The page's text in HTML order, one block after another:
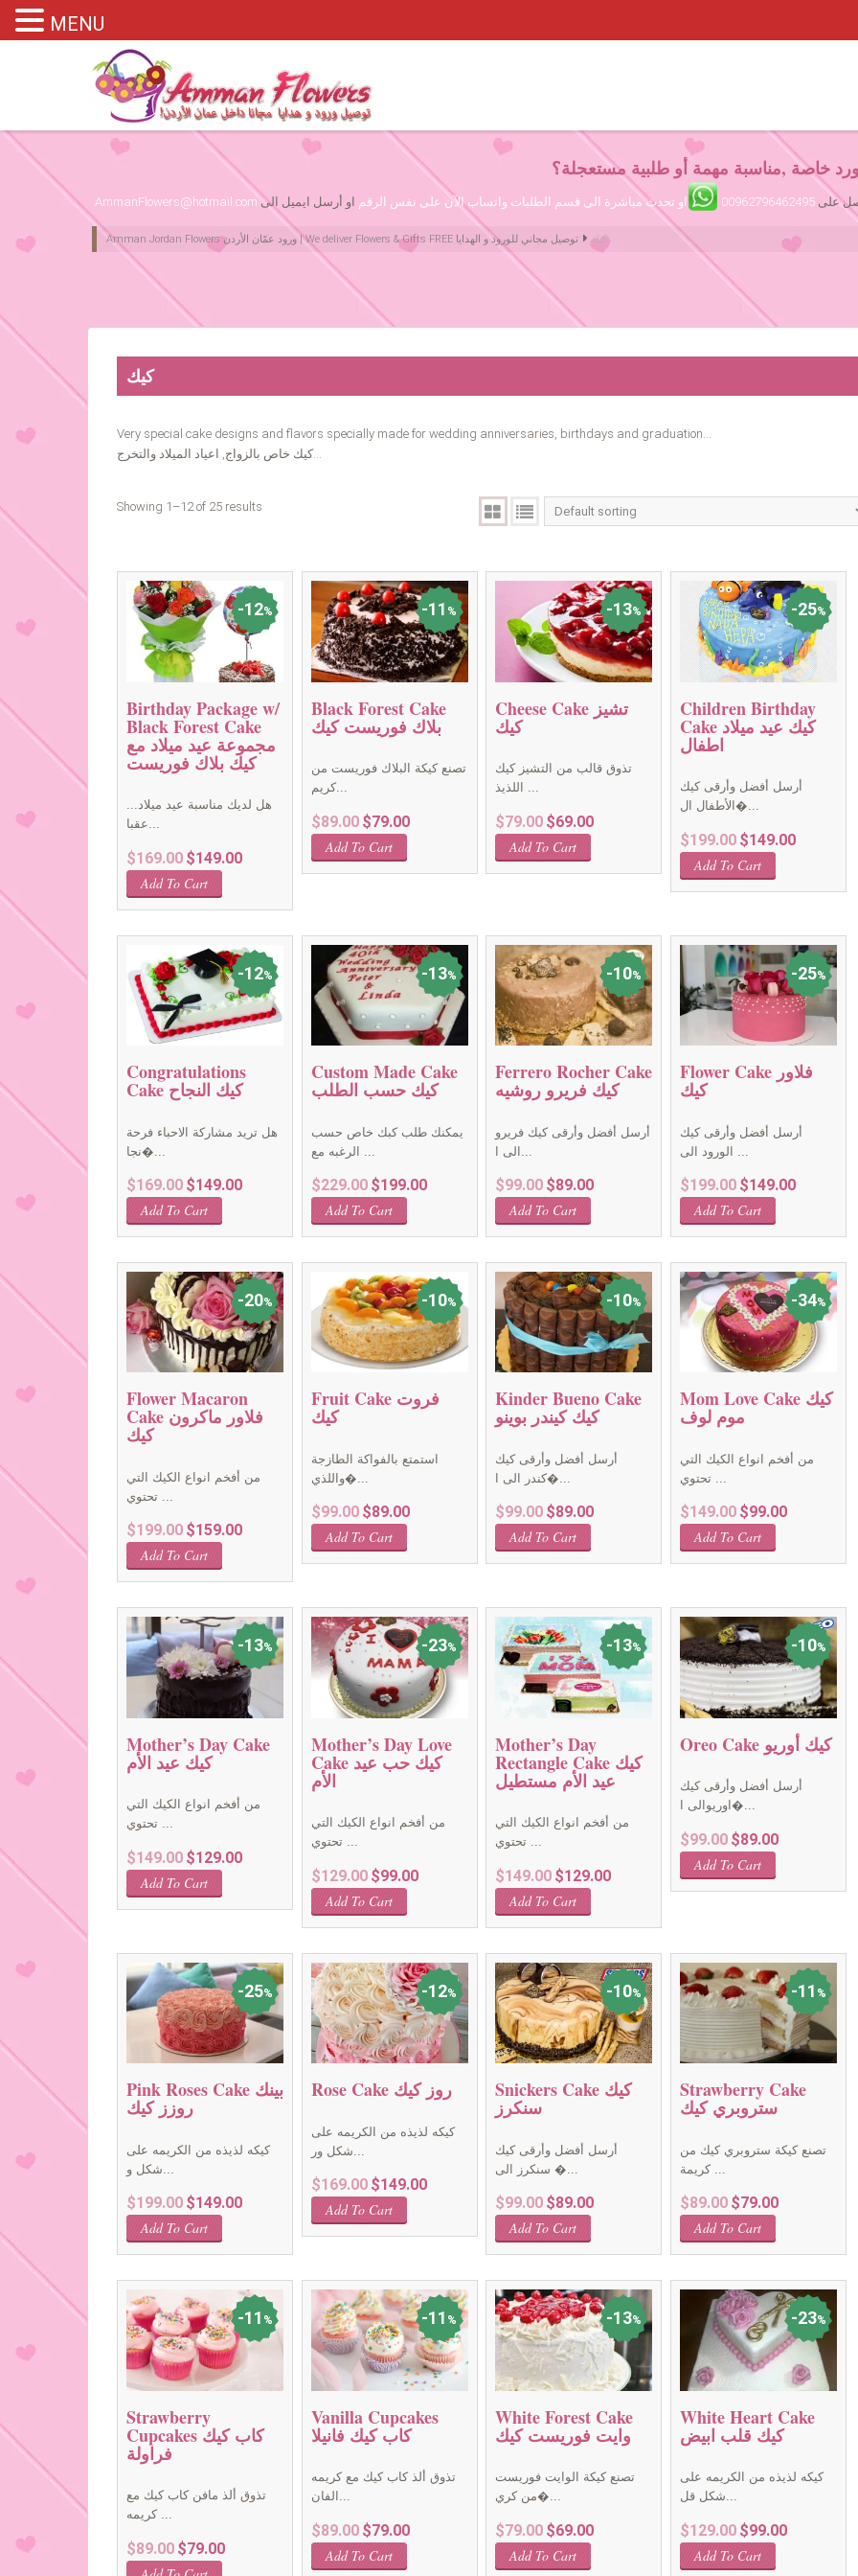
Please assign primary menu in wp-admin->Appearance->Menus
خاصة ,مناسبة مهمة أو طلبية مستعجلة؟
على 00962796462495 او تحدث مباشرة الى قسم الطلبات واتساب الآن على نفس الرقم او أرسل ايميل الى AmmanFlowers@hotmail.com
Amman Jordan Flowers ورود عمّان الأردن | We deliver Flowers & Gifts FREE توصيل مجاني للورود و الهدايا كيك
كيك
Very special cake designs and flavors specially made for wedding anniversaries, birthdays and graduation…
كيك خاص بالزواج, اعياد الميلاد والتخرج…
Showing 1–12 of 25 results
12%
Birthday Package w/
Black Forest Cake
مجموعة عيد ميلاد مع
كيك بلاك فوريست
هل لديك مناسبة عيد ميلاد...
عقبا...
$169.00 Original
price
was:
$169.00.
$149.00Current
$149.00.
Add To Cart
11%
Black Forest Cake
بلاك فوريست كيك
تصنع كيكة البلاك فوريست من
كريم...
$89.00 Original
price
was:
$89.00.
$79.00Current
$79.00.
Add To Cart
13%
Cheese Cake تشيز
كيك
تذوق قالب من التشيز كيك
اللذيذ ...
$79.00 Original
price
was:
$79.00.
$69.00Current
$69.00.
Add To Cart
25%
Children Birthday
Cake كيك عيد ميلاد
اطفال
أرسل أفضل وأرقى كيك
الأطفال ال�...
$199.00 Original
price
was:
$199.00.
$149.00Current
$149.00.
Add To Cart
12%
Congratulations
Cake كيك النجاح
هل تريد مشاركة الاحباء فرحة
نجا�...
$169.00 Original
price
was:
$149.00Current
Add To Cart
13%
Custom Made Cake
كيك حسب الطلب
يمكنك طلب كبك خاص حسب
$229.00 Original
price
was:
$199.00Current
Add To Cart
10%
Ferrero Rocher Cake
كيك فريرو روشيه
أرسل أفضل وأرقى كيك فريرو
$99.00 Original
price
was:
$89.00Current
Add To Cart
25%
Flower Cake فلاور
كيك
أرسل أفضل وأرقى كيك
$199.00 Original
price
was:
$149.00Current
Add To Cart
20%
Flower Macaron
Cake فلاور ماكرون
كيك
من أفخم انواع الكيك التي
تحتوي ...
$199.00 Original
price
was:
$159.00Current
Add To Cart
10%
Fruit Cake فروت
كيك
استمتع بالفواكة الطازجة
واللذي�...
$99.00 Original
price
was:
$89.00Current
Add To Cart
10%
Kinder Bueno Cake
كيك كيندر بوينو
أرسل أفضل وأرقى كيك
كندر الى ا�...
$99.00 Original
price
was:
$89.00Current
Add To Cart
34%
Mom Love Cake كيك
موم لوف
من أفخم انواع الكيك التي
تحتوي ...
$149.00 Original
price
was:
$99.00Current
Add To Cart
13%
Mother’s Day Cake
كيك عيد الأم
من أفخم انواع الكيك التي
تحتوي ...
$149.00 Original
was:
$129.00Current
Add To Cart
23%
Mother’s Day Love
Cake كيك حب عيد
الأم
من أفخم انواع الكيك التي
تحتوي ...
$129.00 Original
was:
$99.00Current
Add To Cart
13%
Mother’s Day
Rectangle Cake كيك
عيد الأم مستطيل
من أفخم انواع الكيك التي
تحتوي ...
$149.00 Original
was:
$129.00Current
Add To Cart
10%
Oreo Cake كيك أوريو
أرسل أفضل وأرقى كيك
اوريوالى ا�...
$99.00 Original
was:
$89.00Current
Add To Cart
25%
Pink Roses Cake بينك
روزز كيك
كيكه لذيذه من الكريمه على
شكل و...
$199.00 Original
price
was:
$149.00Current
Add To Cart
12%
Rose Cake روز كيك
كيكه لذيذه من الكريمه على
شكل ور...
$169.00 Original
price
was:
$149.00Current
Add To Cart
10%
Snickers Cake كيك
سنكرز
أرسل أفضل وأرقى كيك
سنكرز الى �...
$99.00 Original
price
was:
$89.00Current
Add To Cart
11%
Strawberry Cake
ستروبري كيك
تصنع كيكة ستروبري كيك من
كريمة ...
$89.00 Original
price
was:
$79.00Current
Add To Cart
11%
Strawberry
Cupcakes كاب كيك
فراولة
تذوق ألذ مافن كاب كيك مع
كريمه ...
$89.00 Original
$79.00Current
11%
Vanilla Cupcakes
كاب كيك فانيلا
تذوق ألذ كاب كيك مع كريمه
الفان...
$89.00 Original
was:
$79.00Current
Add To Cart
13%
White Forest Cake
وايت فوريست كيك
تصنع كيكة الوايت فوريست
من كري�...
$79.00 Original
was:
$69.00Current
Add To Cart
23%
White Heart Cake
كيك قلب ابيض
كيكه لذيذه من الكريمه على
شكل قل...
$129.00 Original
was:
$99.00Current
Add To Cart
MENU